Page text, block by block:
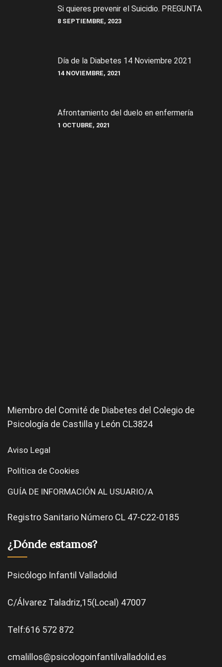
Si quieres prevenir el Suicidio. PREGUNTA
8 SEPTIEMBRE, 2023
Día de la Diabetes 14 Noviembre 2021
14 NOVIEMBRE, 2021
Afrontamiento del duelo en enfermería
1 OCTUBRE, 2021
Miembro del Comité de Diabetes del Colegio de
Psicología de Castilla y León CL3824
Aviso Legal
Política de Cookies
GUÍA DE INFORMACIÓN AL USUARIO/A
Registro Sanitario Número CL 47-C22-0185
¿Dónde estamos?
Psicólogo Infantil Valladolid
C/Álvarez Taladriz,15(Local) 47007
Telf:616 572 872
cmalillos@psicologoinfantilvalladolid.es